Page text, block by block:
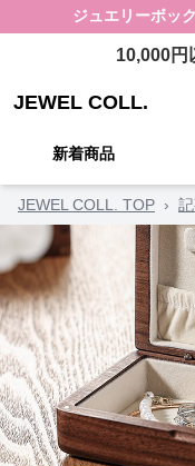
ジュエリーボッ
10,000円
JEWEL COLL.
新着商品
JEWEL COLL. TOP ›